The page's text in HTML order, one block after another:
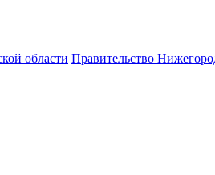
области Правительство